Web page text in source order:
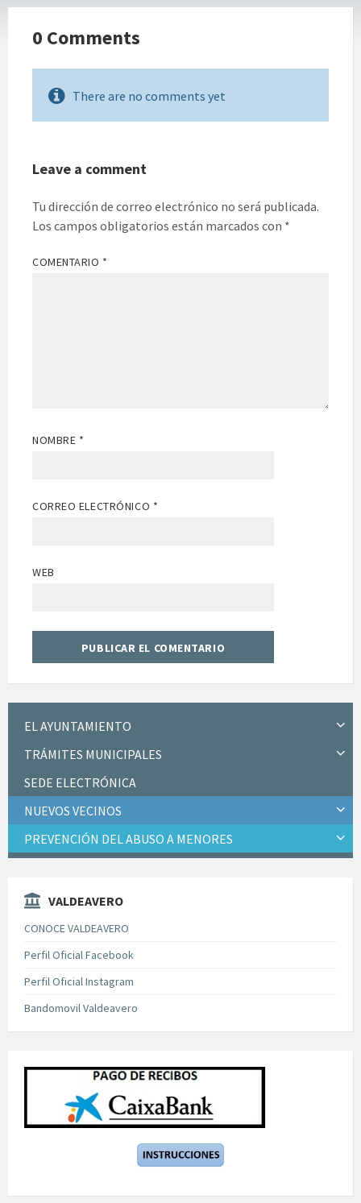
0 Comments
There are no comments yet
Leave a comment
Tu dirección de correo electrónico no será publicada.
Los campos obligatorios están marcados con *
COMENTARIO *
NOMBRE *
CORREO ELECTRÓNICO *
WEB
EL AYUNTAMIENTO
TRÁMITES MUNICIPALES
SEDE ELECTRÓNICA
NUEVOS VECINOS
PREVENCIÓN DEL ABUSO A MENORES
VALDEAVERO
CONOCE VALDEAVERO
Perfil Oficial Facebook
Perfil Oficial Instagram
Bandomovil Valdeavero